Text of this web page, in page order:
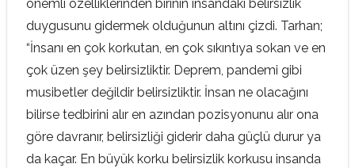
önemli özelliklerinden birinin insandaki belirsizlik
duygusunu gidermek olduğunun altını çizdi. Tarhan;
“İnsanı en çok korkutan, en çok sıkıntıya sokan ve en
çok üzen şey belirsizliktir. Deprem, pandemi gibi
musibetler değildir belirsizliktir. İnsan ne olacağını
bilirse tedbirini alır en azından pozisyonunu alır ona
göre davranır, belirsizliği giderir daha güçlü durur ya
da kaçar. En büyük korku belirsizlik korkusu insanda